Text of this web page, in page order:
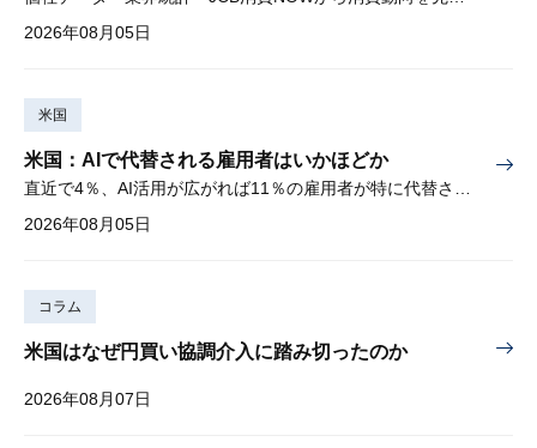
2026年08月05日
米国
米国：AIで代替される雇用者はいかほどか
2026年08月05日
コラム
米国はなぜ円買い協調介入に踏み切ったのか
2026年08月07日